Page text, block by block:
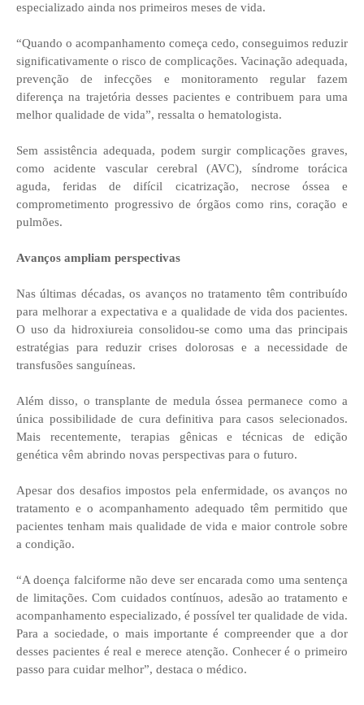
especializado ainda nos primeiros meses de vida.
“Quando o acompanhamento começa cedo, conseguimos reduzir
significativamente o risco de complicações. Vacinação adequada,
prevenção de infecções e monitoramento regular fazem
diferença na trajetória desses pacientes e contribuem para uma
melhor qualidade de vida”, ressalta o hematologista.
Sem assistência adequada, podem surgir complicações graves,
como acidente vascular cerebral (AVC), síndrome torácica
aguda, feridas de difícil cicatrização, necrose óssea e
comprometimento progressivo de órgãos como rins, coração e
pulmões.
Avanços ampliam perspectivas
Nas últimas décadas, os avanços no tratamento têm contribuído
para melhorar a expectativa e a qualidade de vida dos pacientes.
O uso da hidroxiureia consolidou-se como uma das principais
estratégias para reduzir crises dolorosas e a necessidade de
transfusões sanguíneas.
Além disso, o transplante de medula óssea permanece como a
única possibilidade de cura definitiva para casos selecionados.
Mais recentemente, terapias gênicas e técnicas de edição
genética vêm abrindo novas perspectivas para o futuro.
Apesar dos desafios impostos pela enfermidade, os avanços no
tratamento e o acompanhamento adequado têm permitido que
pacientes tenham mais qualidade de vida e maior controle sobre
a condição.
“A doença falciforme não deve ser encarada como uma sentença
de limitações. Com cuidados contínuos, adesão ao tratamento e
acompanhamento especializado, é possível ter qualidade de vida.
Para a sociedade, o mais importante é compreender que a dor
desses pacientes é real e merece atenção. Conhecer é o primeiro
passo para cuidar melhor”, destaca o médico.